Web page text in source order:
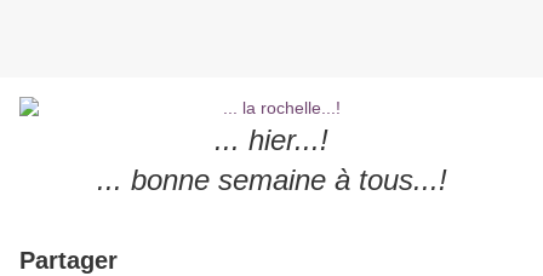
... hier...!
... bonne semaine à tous...!
Partager